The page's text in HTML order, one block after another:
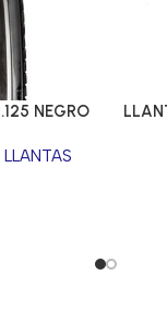
NEGRO
LLANTAS